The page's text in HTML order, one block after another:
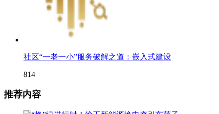
社区“一老一小”服务破解之道：嵌入式建设
814
推荐内容